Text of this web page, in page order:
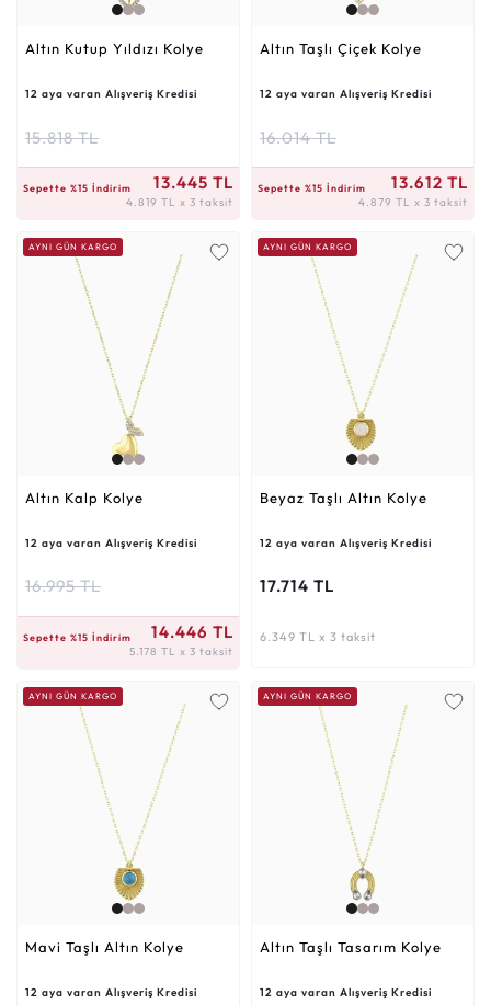
Altın Kutup Yıldızı Kolye
12 aya varan Alışveriş Kredisi
15.818 TL
Sepette %15 İndirim 13.445 TL
4.819 TL x 3 taksit
Altın Taşlı Çiçek Kolye
12 aya varan Alışveriş Kredisi
16.014 TL
Sepette %15 İndirim 13.612 TL
4.879 TL x 3 taksit
AYNI GÜN KARGO
Altın Kalp Kolye
12 aya varan Alışveriş Kredisi
16.995 TL
Sepette %15 İndirim 14.446 TL
5.178 TL x 3 taksit
AYNI GÜN KARGO
Beyaz Taşlı Altın Kolye
12 aya varan Alışveriş Kredisi
17.714 TL
6.349 TL x 3 taksit
AYNI GÜN KARGO
Mavi Taşlı Altın Kolye
12 aya varan Alışveriş Kredisi
AYNI GÜN KARGO
Altın Taşlı Tasarım Kolye
12 aya varan Alışveriş Kredisi